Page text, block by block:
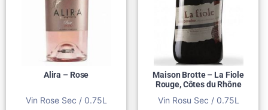
Alira – Rose
Vin Rose Sec / 0.75L
Maison Brotte – La Fiole
Rouge, Côtes du Rhône
Vin Rosu Sec / 0.75L